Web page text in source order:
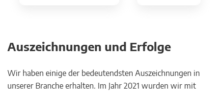
Auszeichnungen und Erfolge
Wir haben einige der bedeutendsten Auszeichnungen in
unserer Branche erhalten. Im Jahr 2021 wurden wir mit